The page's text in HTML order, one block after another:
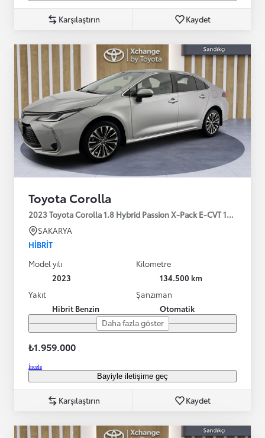
Karşılaştırın Kaydet
Toyota Corolla
2023 Toyota Corolla 1.8 Hybrid Passion X-Pack E-CVT 140HP
SAKARYA
HIBRIT
Model yılı
2023
Kilometre
134.500 km
Yakıt
Hibrit Benzin
Şanzıman
Otomatik
Daha fazla göster
₺1.959.000
İncele
Bayiyle iletişime geç
Karşılaştırın Kaydet